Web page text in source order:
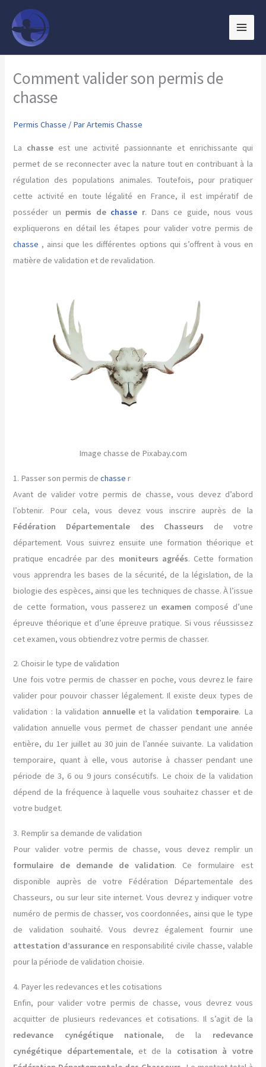
contenu
Comment valider son permis de
chasse
Permis Chasse / ParArtemis Chasse
La chasse est une activité passionnante et enrichissante qui
permet de se reconnecter avec la nature tout en contribuant à la
régulation des populations animales. Toutefois, pour pratiquer
cette activité en toute légalité en France, il est impératif de
posséder un permis de chasse r. Dans ce guide, nous vous
expliquerons en détail les étapes pour valider votre permis de
chasse , ainsi que les différentes options qui s’offrent à vous en
matière de validation et de revalidation.
Image chasse de Pixabay.com
1. Passer son permis dechasse r
Avant de valider votre permis de chasse, vous devez d’abord
l’obtenir. Pour cela, vous devez vous inscrire auprès de la
Fédération Départementale des Chasseurs de votre
département. Vous suivrez ensuite une formation théorique et
pratique encadrée par des moniteurs agréés. Cette formation
vous apprendra les bases de la sécurité, de la législation, de la
biologie des espèces, ainsi que les techniques de chasse. À l’issue
de cette formation, vous passerez un examen composé d’une
épreuve théorique et d’une épreuve pratique. Si vous réussissez
cet examen, vous obtiendrez votre permis de chasser.
2. Choisir le type de validation
Une fois votre permis de chasser en poche, vous devrez le faire
valider pour pouvoir chasser légalement. Il existe deux types de
validation : la validation annuelleet la validation temporaire. La
validation annuelle vous permet de chasser pendant une année
entière, du 1er juillet au 30 juin de l’année suivante. La validation
temporaire, quant à elle, vous autorise à chasser pendant une
période de 3, 6 ou 9 jours consécutifs. Le choix de la validation
dépend de la fréquence à laquelle vous souhaitez chasser et de
votre budget.
3. Remplir sa demande de validation
Pour valider votre permis de chasse, vous devez remplir un
formulaire de demande de validation. Ce formulaire est
disponible auprès de votre Fédération Départementale des
Chasseurs, ou sur leur site internet. Vous devrez y indiquer votre
numéro de permis de chasser, vos coordonnées, ainsi que le type
de validation souhaité. Vous devrez également fournir une
attestation d’assurance en responsabilité civile chasse, valable
pour la période de validation choisie.
4. Payer les redevances et les cotisations
Enfin, pour valider votre permis de chasse, vous devrez vous
acquitter de plusieurs redevances et cotisations. Il s’agit de la
redevance cynégétique nationale, de la redevance
cynégétique départementale, et de la cotisation à votre